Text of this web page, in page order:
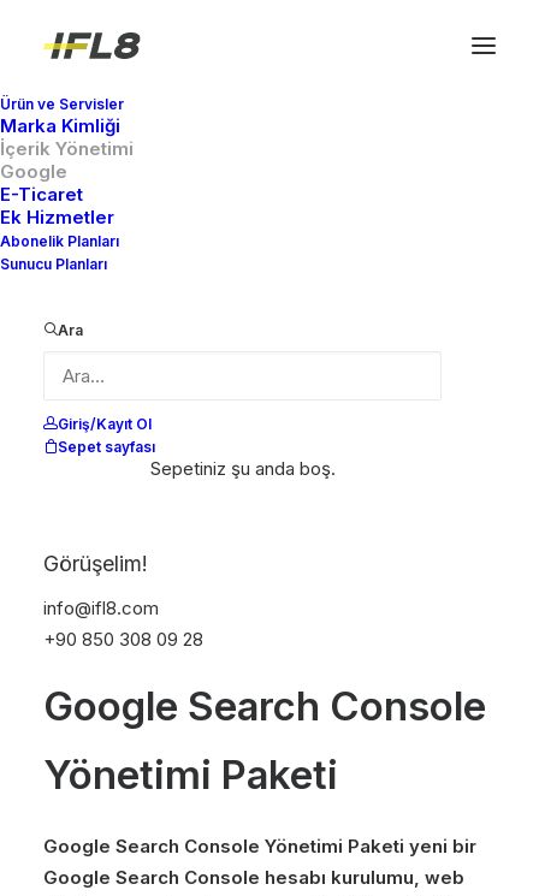
Ürün ve Servisler
Marka Kimliği
İçerik Yönetimi
Google
E-Ticaret
Ek Hizmetler
Abonelik Planları
Sunucu Planları
Ara
Giriş/Kayıt Ol
Sepet sayfası
Sepetiniz şu anda boş.
Görüşelim!
info@ifl8.com
+90 850 308 09 28
Google Search Console
Yönetimi Paketi
Google Search Console Yönetimi Paketi yeni bir
Google Search Console hesabı kurulumu, web